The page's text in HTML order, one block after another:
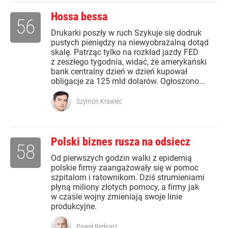
Hossa bessa
Drukarki poszły w ruch Szykuje się dodruk
pustych pieniędzy na niewyobrażalną dotąd
skalę. Patrząc tylko na rozkład jazdy FED
z zeszłego tygodnia, widać, że amerykański
bank centralny dzień w dzień kupował
obligacje za 125 mld dolarów. Ogłoszono...
56
Szymon Krawiec
Polski biznes rusza na odsiecz
Od pierwszych godzin walki z epidemią
polskie firmy zaangażowały się w pomoc
szpitalom i ratownikom. Dziś strumieniami
płyną miliony złotych pomocy, a firmy jak
w czasie wojny zmieniają swoje linie
produkcyjne.
58